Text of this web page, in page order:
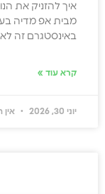
איך להזניק את
באינסטגרם זה
קרא עוד »
יוני 30, 2026 אין